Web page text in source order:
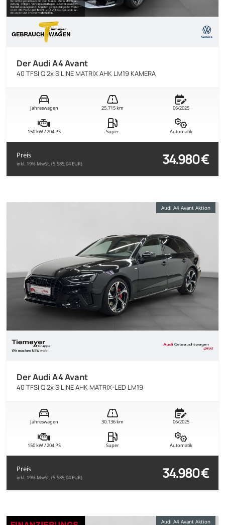
Der Audi A4 Avant
40 TFSI Q 2x S LINE MATRIX AHK LM19 KAMERA
Jahreswagen 25.715 km 06/2025
150 kW / 204 PS Super Automatik
Preis
inkl. 19% MwSt. (5.585,04 EUR) 34.980 €
Audi A4 Avant Aktion
Der Audi A4 Avant
40 TFSI Q 2x S LINE AHK MATRIX-LED LM19
Jahreswagen 30.136 km 06/2025
150 kW / 204 PS Super Automatik
Preis
inkl. 19% MwSt. (5.585,04 EUR) 34.980 €
Audi A4 Avant Aktion